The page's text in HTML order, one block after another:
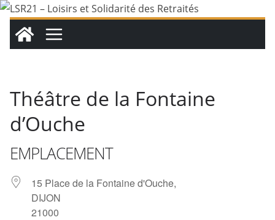
Passer
contenu
Théâtre de la Fontaine
d’Ouche
EMPLACEMENT
15 Place de la Fontaine d'Ouche,
DIJON
21000